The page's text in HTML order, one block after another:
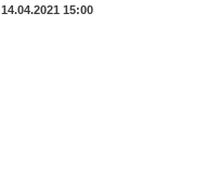
14.04.2021 15:00